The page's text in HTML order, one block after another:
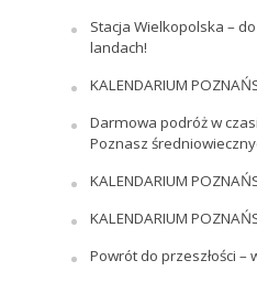
Stacja Wielkopolska –
landach!
KALENDARIUM
Darmowa podróż w
Poznasz
KALENDARIUM
KALENDARIUM
Powrót do przeszłości